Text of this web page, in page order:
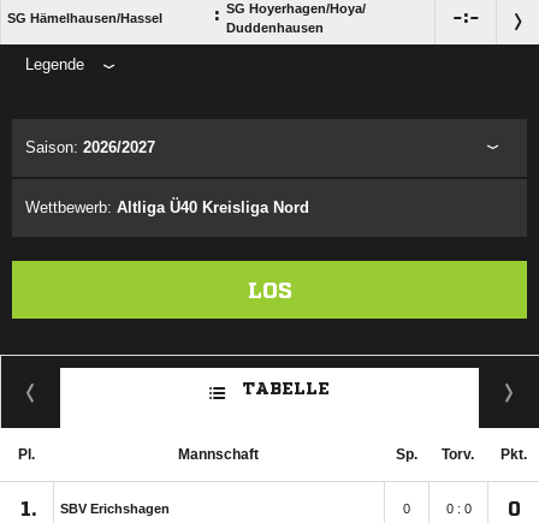
SG Hämelhausen/​Hassel : SG Hoyerhagen/​Hoya/​
Duddenhausen
:
Legende
Saison: 2026/2027
Wettbewerb: Altliga Ü40 Kreisliga Nord
LOS
TABELLE
Pl. Mannschaft Sp. Torv. Pkt.
1. SBV Erichshagen 0 0 : 0 0